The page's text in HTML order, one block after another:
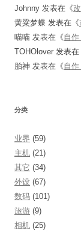
Johnny 发表在《
黄粱梦蝶 发表在《
喵喵 发表在《自作
TOHOlover 发表在
胎神 发表在《自作
分类
业界 (59)
主机 (21)
其它 (34)
外设 (67)
数码 (101)
旅游 (9)
相机 (25)